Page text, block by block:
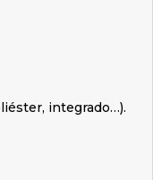
integrado…).